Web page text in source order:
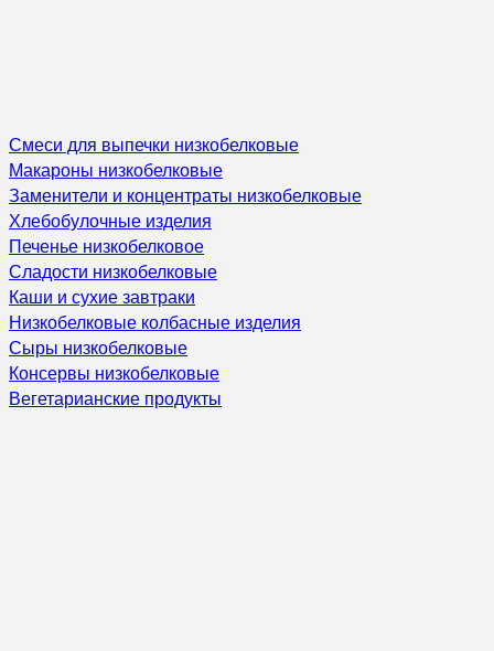
Смеси для выпечки низкобелковые
Макароны низкобелковые
Заменители и концентраты низкобелковые
Хлебобулочные изделия
Печенье низкобелковое
Сладости низкобелковые
Каши и сухие завтраки
Низкобелковые колбасные изделия
Сыры низкобелковые
Консервы низкобелковые
Вегетарианские продукты